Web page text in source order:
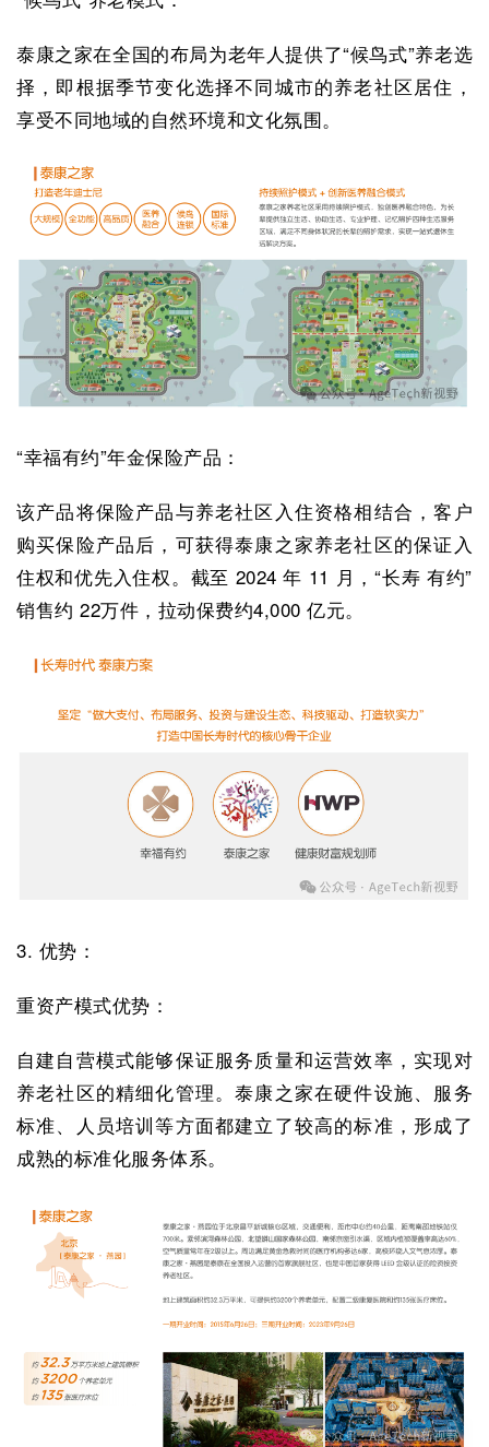
泰康之家在全国的布局为老年人提供了“候鸟式”养老选
择，即根据季节变化选择不同城市的养老社区居住，
享受不同地域的自然环境和文化氛围。
“幸福有约”年金保险产品：
该产品将保险产品与养老社区入住资格相结合，客户
购买保险产品后，可获得泰康之家养老社区的保证入
住权和优先入住权。截至 2024 年 11 月，“长寿 有约”
销售约 22万件，拉动保费约4,000 亿元。
3. 优势：
重资产模式优势：
自建自营模式能够保证服务质量和运营效率，实现对
养老社区的精细化管理。泰康之家在硬件设施、服务
标准、人员培训等方面都建立了较高的标准，形成了
成熟的标准化服务体系。